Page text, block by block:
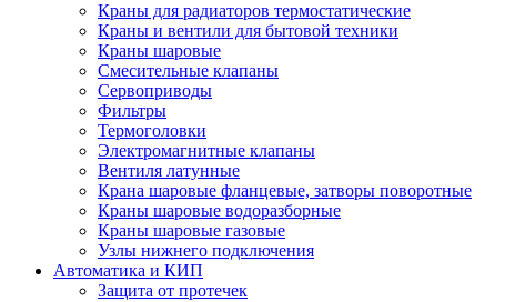
Краны для радиаторов термостатические
Краны и вентили для бытовой техники
Краны шаровые
Смесительные клапаны
Сервоприводы
Фильтры
Термоголовки
Электромагнитные клапаны
Вентиля латунные
Крана шаровые фланцевые, затворы поворотные
Краны шаровые водоразборные
Краны шаровые газовые
Узлы нижнего подключения
Автоматика и КИП
Защита от протечек